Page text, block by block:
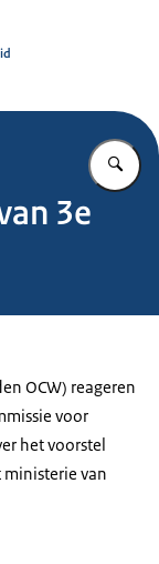
3e
OCW) reageren
voor
het voorstel
ministerie van